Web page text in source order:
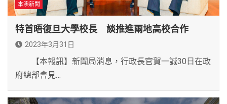
本澳新聞
特首晤復旦大學校長 談推進兩地高校合作
2023年3月31日
【本報訊】新聞局消息，行政長官賀一誠30日在政
府總部會見…